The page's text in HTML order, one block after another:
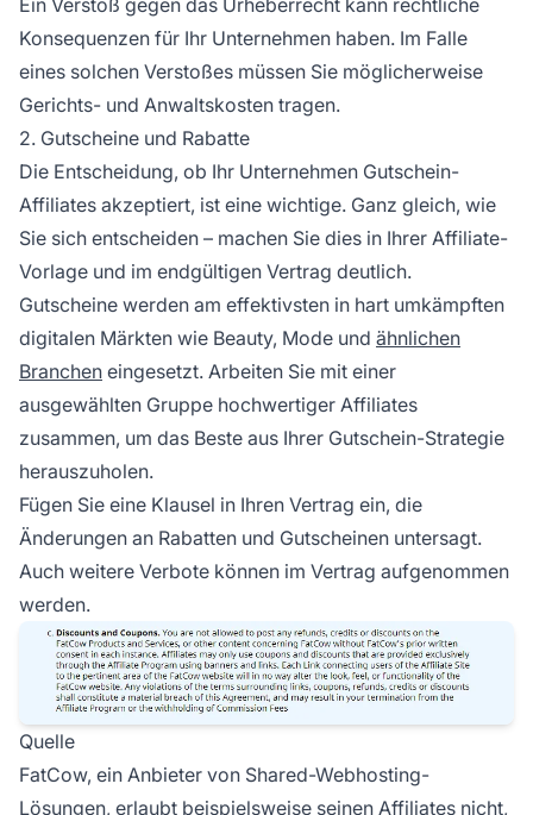
Ein Verstoß gegen das Urheberrecht kann rechtliche
Konsequenzen für Ihr Unternehmen haben. Im Falle
eines solchen Verstoßes müssen Sie möglicherweise
Gerichts- und Anwaltskosten tragen.
2. Gutscheine und Rabatte
Die Entscheidung, ob Ihr Unternehmen Gutschein-
Affiliates akzeptiert, ist eine wichtige. Ganz gleich, wie
Sie sich entscheiden – machen Sie dies in Ihrer Affiliate-
Vorlage und im endgültigen Vertrag deutlich.
Gutscheine werden am effektivsten in hart umkämpften
digitalen Märkten wie Beauty, Mode und ähnlichen
Branchen eingesetzt. Arbeiten Sie mit einer
ausgewählten Gruppe hochwertiger Affiliates
zusammen, um das Beste aus Ihrer Gutschein-Strategie
herauszuholen.
Fügen Sie eine Klausel in Ihren Vertrag ein, die
Änderungen an Rabatten und Gutscheinen untersagt.
Auch weitere Verbote können im Vertrag aufgenommen
werden.
Quelle
FatCow, ein Anbieter von Shared-Webhosting-
Lösungen, erlaubt beispielsweise seinen Affiliates nicht,